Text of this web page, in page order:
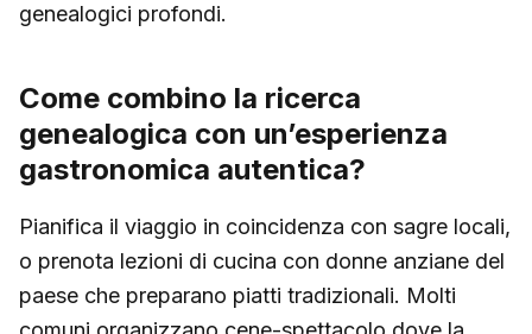
genealogici profondi.
Come combino la ricerca
genealogica con un’esperienza
gastronomica autentica?
Pianifica il viaggio in coincidenza con sagre locali,
o prenota lezioni di cucina con donne anziane del
paese che preparano piatti tradizionali. Molti